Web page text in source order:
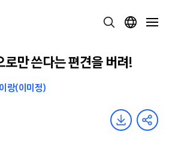
로만 쓴다는 편견을 버려!
이랑(이미정)